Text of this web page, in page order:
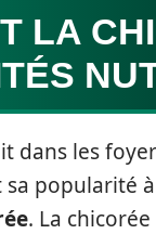
LA
dans les
popularité
. La